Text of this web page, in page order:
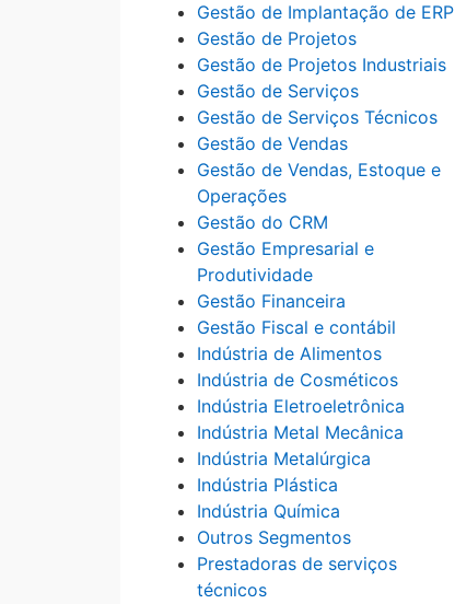
Gestão de Implantação de ERP
Gestão de Projetos
Gestão de Projetos Industriais
Gestão de Serviços
Gestão de Serviços Técnicos
Gestão de Vendas
Gestão de Vendas, Estoque e
Operações
Gestão do CRM
Gestão Empresarial e
Produtividade
Gestão Financeira
Gestão Fiscal e contábil
Indústria de Alimentos
Indústria de Cosméticos
Indústria Eletroeletrônica
Indústria Metal Mecânica
Indústria Metalúrgica
Indústria Plástica
Indústria Química
Outros Segmentos
Prestadoras de serviços
técnicos